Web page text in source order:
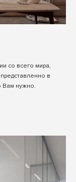
со всего мира,
в
Вам нужно.